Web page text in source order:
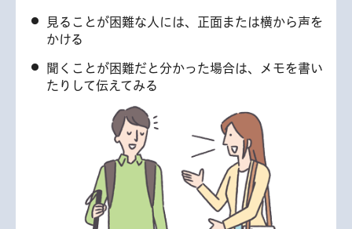
見ることが困難な人には、正面または横から声を
かける
聞くことが困難だと分かった場合は、メモを書い
たりして伝えてみる